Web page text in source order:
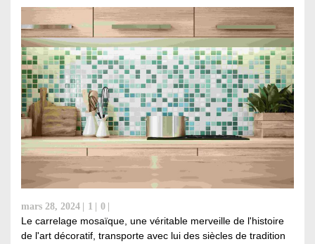
mars 28, 2024 1 0
Le carrelage mosaïque, une véritable merveille de l'histoire
de l'art décoratif, transporte avec lui des siècles de tradition